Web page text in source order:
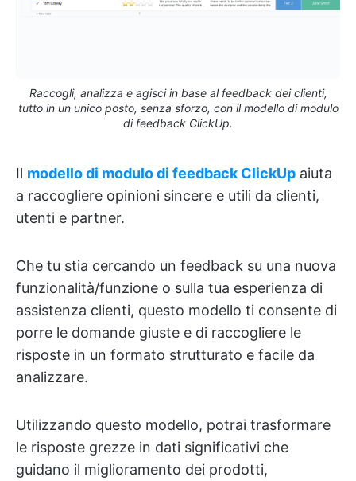
Raccogli, analizza e agisci in base al feedback dei clienti,
tutto in un unico posto, senza sforzo, con il modello di modulo
di feedback ClickUp.
Il modello di modulo di feedback ClickUp aiuta
a raccogliere opinioni sincere e utili da clienti,
utenti e partner.
Che tu stia cercando un feedback su una nuova
funzionalità/funzione o sulla tua esperienza di
assistenza clienti, questo modello ti consente di
porre le domande giuste e di raccogliere le
risposte in un formato strutturato e facile da
analizzare.
Utilizzando questo modello, potrai trasformare
le risposte grezze in dati significativi che
guidano il miglioramento dei prodotti,